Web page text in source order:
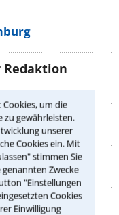
um die
zu gewährleisten.
unserer
Cookies ein. Mit
stimmen Sie
Zwecke
"Einstellungen
Cookies
Einwilligung
zahlen?
sollte
Urlaub,